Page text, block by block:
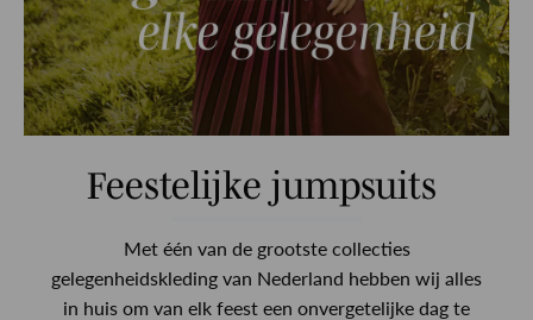
Feestelijke jumpsuits
Met één van de grootste collecties
gelegenheidskleding van Nederland hebben wij alles
in huis om van elk feest een onvergetelijke dag te